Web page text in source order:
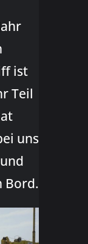
ist
Teil
uns
Bord.